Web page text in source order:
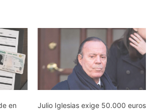
en
Julio Iglesias exige 50.000 euros